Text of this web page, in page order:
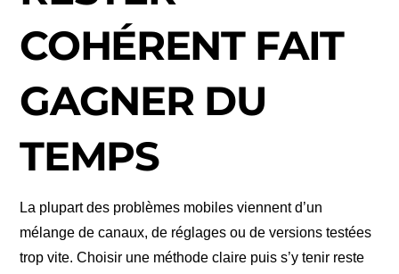
COHÉRENT FAIT
GAGNER DU
TEMPS
La plupart des problèmes mobiles viennent d’un
mélange de canaux, de réglages ou de versions testées
trop vite. Choisir une méthode claire puis s’y tenir reste